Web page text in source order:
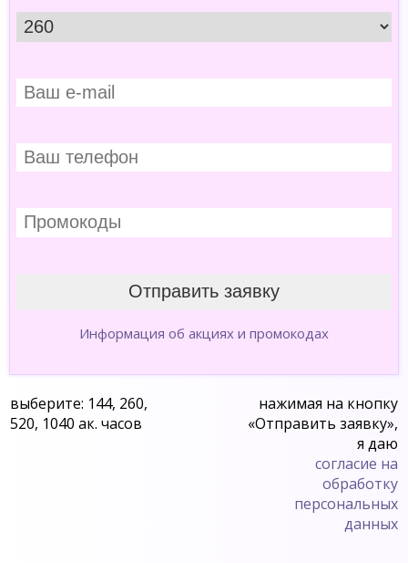
Информация об акциях и промокодах
выберите: 144, 260,
520, 1040 ак. часов
нажимая на кнопку
«Отправить заявку»,
я даю
согласие на
обработку
персональных
данных